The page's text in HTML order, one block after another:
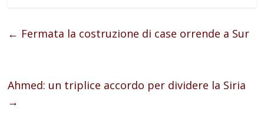
← Fermata la costruzione di case orrende a Sur
Ahmed: un triplice accordo per dividere la Siria
→